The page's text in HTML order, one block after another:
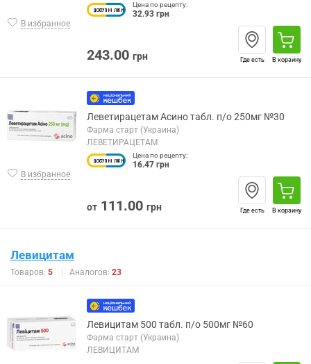
В избранное
Цена по рецепту:
32.93 грн
243.00 грн Где есть В корзину
В избранное
Леветирацетам Асино табл. п/о 250мг №30
Фарма старт (Украина)
ЛЕВЕТИРАЦЕТАМ
Цена по рецепту:
16.47 грн
от 111.00 грн Где есть В корзину
Левицитам
Товаров: 5 Аналогов: 23
Левицитам 500 табл. п/о 500мг №60
Фарма старт (Украина)
ЛЕВИЦИТАМ